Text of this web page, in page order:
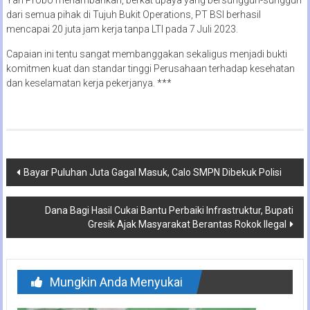
dari semua pihak di Tujuh Bukit Operations, PT BSI berhasil
mencapai 20 juta jam kerja tanpa LTI pada 7 Juli 2023.
Capaian ini tentu sangat membanggakan sekaligus menjadi bukti
komitmen kuat dan standar tinggi Perusahaan terhadap kesehatan
dan keselamatan kerja pekerjanya. ***
Navigasi
pos
Bayar Puluhan Juta Gagal Masuk, Calo SMPN Dibekuk Polisi
Dana Bagi Hasil Cukai Bantu Perbaiki Infrastruktur, Bupati
Gresik Ajak Masyarakat Berantas Rokok Ilegal
Mungkin Anda Menyukai